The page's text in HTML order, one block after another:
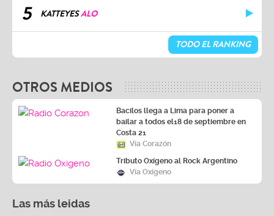
5 KATTEYESALO
TODO EL RANKING
OTROS MEDIOS
Bacilos llega a Lima para poner a
bailar a todos el18 de septiembre en
Costa 21
Vía Corazón
Tributo Oxígeno al Rock Argentino
Vía Oxígeno
Las más leidas